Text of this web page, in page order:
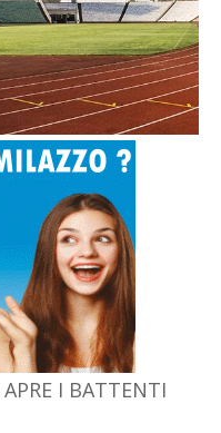
I BATTENTI